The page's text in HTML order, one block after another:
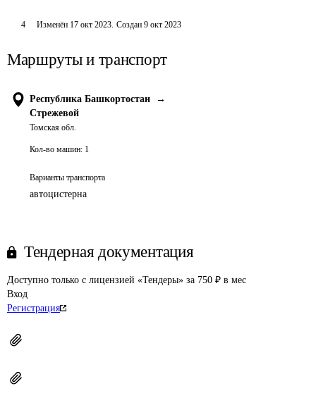
4 Изменён 17 окт 2023. Создан 9 окт 2023
Маршруты и транспорт
Республика Башкортостан
→
Стрежевой
Томская обл.
Кол-во машин: 1
Варианты транспорта
автоцистерна
Тендерная документация
Доступно только с лицензией «Тендеры» за 750 ₽ в мес
Вход
Регистрация